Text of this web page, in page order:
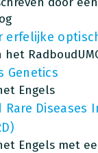
erfelijke
Genetics
Engels
Rare Diseases
Engels met